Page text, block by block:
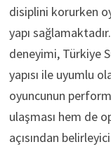
disiplini korurken
yapı
deneyimi, Türkiye
yapısı ile uyumlu
oyuncunun
ulaşması hem de
açısından